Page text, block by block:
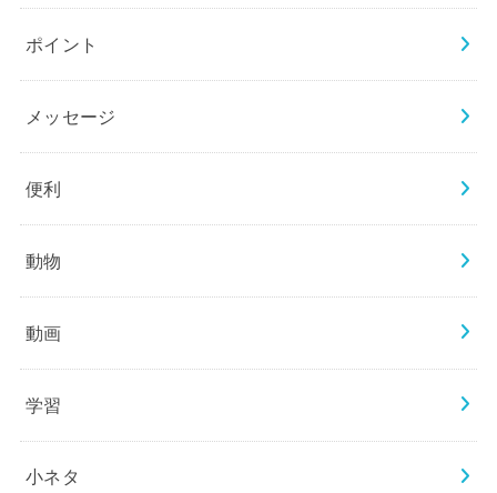
ポイント
メッセージ
便利
動物
動画
学習
小ネタ